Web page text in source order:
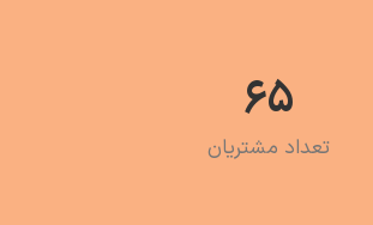
65
تعداد مشتریان